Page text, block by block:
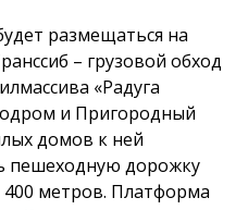
размещаться на
– грузовой обход
«Радуга
и Пригородный
домов к ней
пешеходную дорожку
метров. Платформа